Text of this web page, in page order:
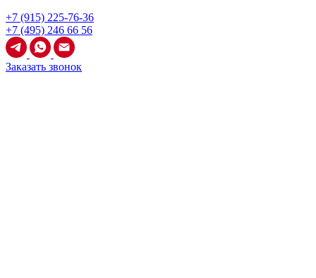
+7 (915) 225-76-36
+7 (495) 246 66 56
Заказать звонок